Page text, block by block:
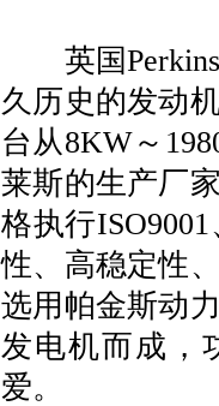
英国
久历史的发动
台从8KW～
莱斯的生产厂
格执行
性、高稳定性
选用帕金斯动
发电机而成，
爱。